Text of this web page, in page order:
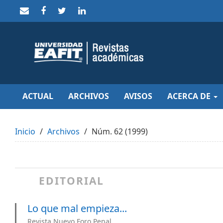
to
Main
Navigation
Content
Sidebar
ACTUAL ARCHIVOS AVISOS ACERCA DE
Inicio Archivos Núm. 62 (1999)
EDITORIAL
Lo que mal empieza...